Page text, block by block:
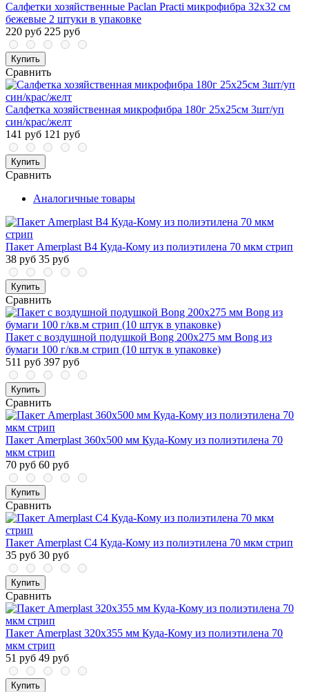
Салфетки хозяйственные Paclan Practi микрофибра 32x32 см
бежевые 2 штуки в упаковке
220 руб 225 руб
Купить
Сравнить
Салфетка хозяйственная микрофибра 180г 25х25см 3шт/уп
син/крас/желт
141 руб 121 руб
Купить
Сравнить
Аналогичные товары
Пакет Amerplast В4 Куда-Кому из полиэтилена 70 мкм стрип
38 руб 35 руб
Купить
Сравнить
Пакет с воздушной подушкой Bong 200x275 мм Bong из
бумаги 100 г/кв.м стрип (10 штук в упаковке)
511 руб 397 руб
Купить
Сравнить
Пакет Amerplast 360x500 мм Куда-Кому из полиэтилена 70
мкм стрип
70 руб 60 руб
Купить
Сравнить
Пакет Amerplast С4 Куда-Кому из полиэтилена 70 мкм стрип
35 руб 30 руб
Купить
Сравнить
Пакет Amerplast 320x355 мм Куда-Кому из полиэтилена 70
мкм стрип
51 руб 49 руб
Купить